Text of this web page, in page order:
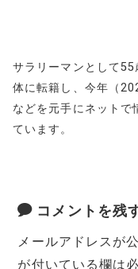
サラリーマンとして
体に転籍し、今年（
などを元手にネットで
ています。
コメントを残
メールアドレスが
が付いている欄は